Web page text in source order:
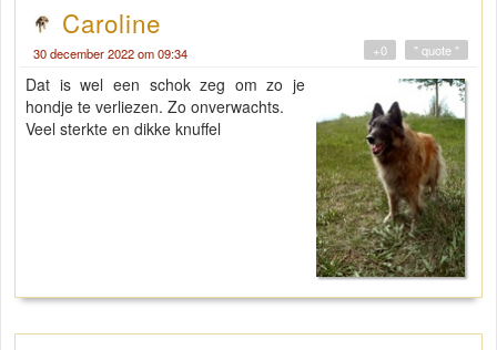
Caroline
30 december 2022 om 09:34 " quote "
+0
Dat is wel een schok zeg om zo je
hondje te verliezen. Zo onverwachts.
Veel sterkte en dikke knuffel